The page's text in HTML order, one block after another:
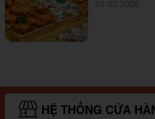
03.03.2026
HỆ THỐNG CỬA